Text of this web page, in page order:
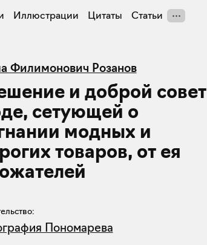
Иллюстрации Цитаты Статьи
Филимонович Розанов
и доброй совет
сетующей о
модных и
товаров, от ея
Пономарева